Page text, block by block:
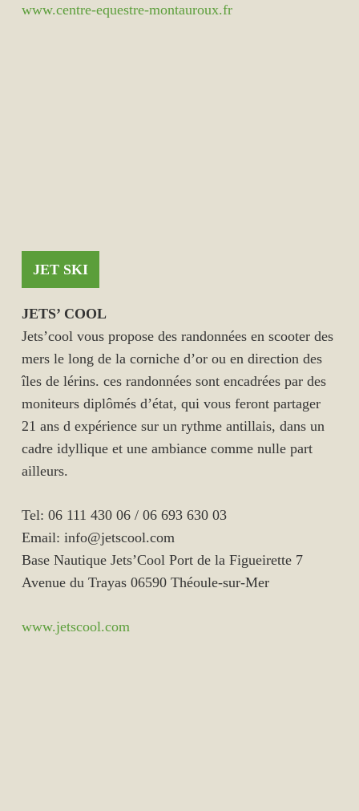
www.centre-equestre-montauroux.fr
JET SKI
JETS’ COOL
Jets’cool vous propose des randonnées en scooter des
mers le long de la corniche d’or ou en direction des
îles de lérins. ces randonnées sont encadrées par des
moniteurs diplômés d’état, qui vous feront partager
21 ans d expérience sur un rythme antillais, dans un
cadre idyllique et une ambiance comme nulle part
ailleurs.
Tel: 06 111 430 06 / 06 693 630 03
Email: info@jetscool.com
Base Nautique Jets’Cool Port de la Figueirette 7
Avenue du Trayas 06590 Théoule-sur-Mer
www.jetscool.com